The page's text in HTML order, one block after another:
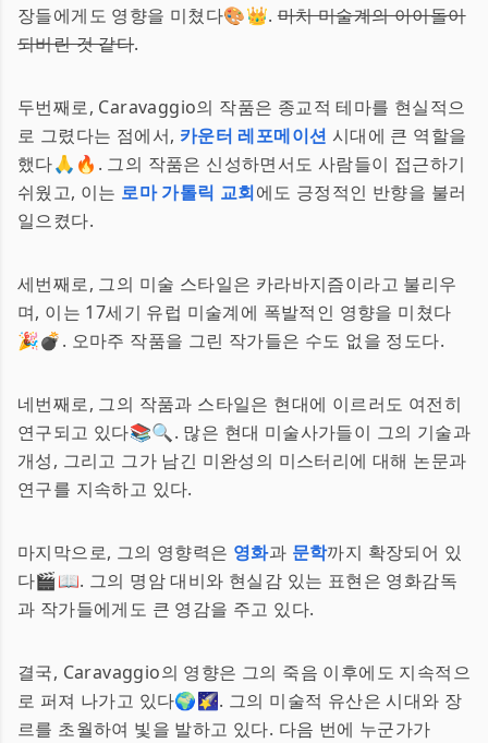
장들에게도 영향을 미쳤다🎨👑.마치 미술계의 아이돌이
되버린 것 같다.
두번째로, Caravaggio의 작품은 종교적 테마를 현실적으
로 그렸다는 점에서, 카운터 레포메이션 시대에 큰 역할을
했다🙏🔥. 그의 작품은 신성하면서도 사람들이 접근하기
쉬웠고, 이는 로마 가톨릭 교회에도 긍정적인 반향을 불러
일으켰다.
세번째로, 그의 미술 스타일은 카라바지즘이라고 불리우
며, 이는 17세기 유럽 미술계에 폭발적인 영향을 미쳤다
🎉💣. 오마주 작품을 그린 작가들은 수도 없을 정도다.
네번째로, 그의 작품과 스타일은 현대에 이르러도 여전히
연구되고 있다📚🔍. 많은 현대 미술사가들이 그의 기술과
개성, 그리고 그가 남긴 미완성의 미스터리에 대해 논문과
연구를 지속하고 있다.
마지막으로, 그의 영향력은 영화과 문학까지 확장되어 있
다🎬📖. 그의 명암 대비와 현실감 있는 표현은 영화감독
과 작가들에게도 큰 영감을 주고 있다.
결국, Caravaggio의 영향은 그의 죽음 이후에도 지속적으
로 퍼져 나가고 있다🌍🌠. 그의 미술적 유산은 시대와 장
르를 초월하여 빛을 발하고 있다. 다음 번에 누군가가